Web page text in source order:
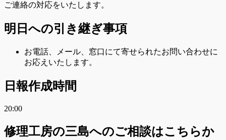
ご連絡の対応をいたします。
明日への引き継ぎ事項
お電話、メール、窓口にて寄せられたお問い合わせに
お応えいたします。
日報作成時間
20:00
修理工房の三島へのご相談はこちらか